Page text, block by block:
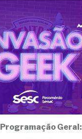
Programação Geral: